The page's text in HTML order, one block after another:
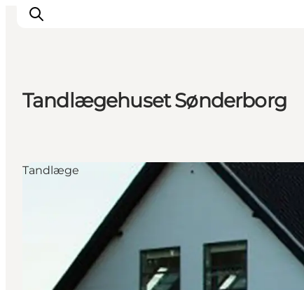
Overnatning
Planlæg din ferie
Tandlægehuset Sønderborg
Tandlæge